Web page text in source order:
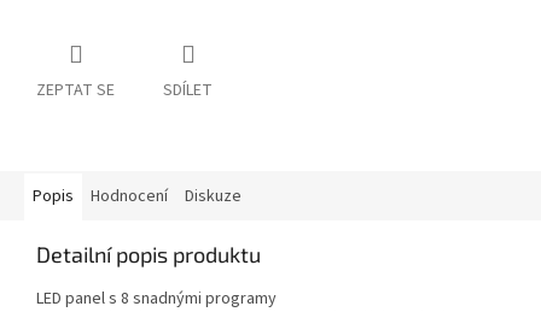
ZEPTAT SE SDÍLET
Popis Hodnocení Diskuze
Detailní popis produktu
LED panel s 8 snadnými programy